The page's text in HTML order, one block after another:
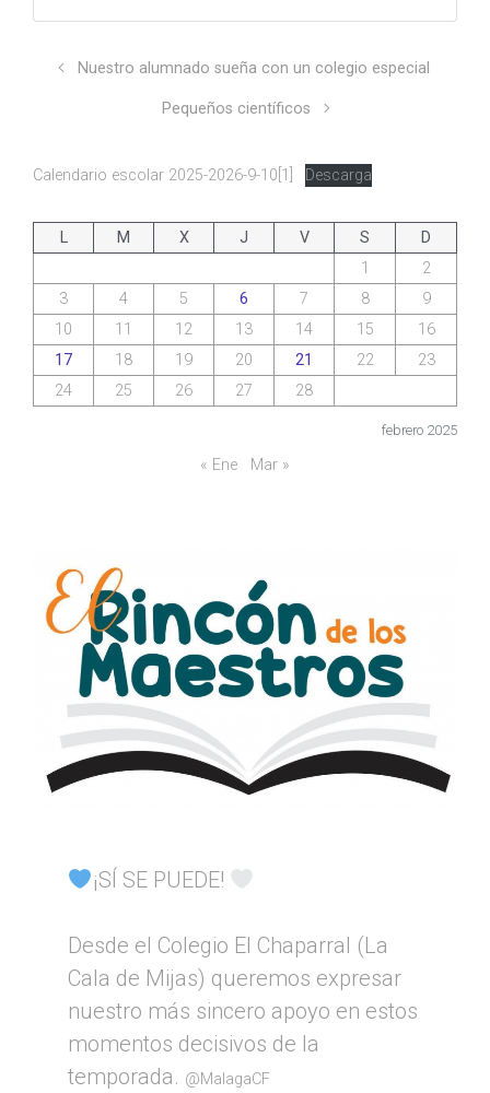
Nuestro alumnado sueña con un colegio especial
Pequeños científicos
Calendario escolar 2025-2026-9-10[1] Descarga
febrero 2025
L M X J V S
D
1
2
3
4 5 6 7 8
9
10
11 12 13 14 15
16
17
18 19 20 21 22
23
24
25 26 27 28
« Ene Mar »
¡SÍ SE PUEDE!
Desde el Colegio El Chaparral (La
Cala de Mijas) queremos expresar
nuestro más sincero apoyo en estos
momentos decisivos de la
temporada. @MalagaCF